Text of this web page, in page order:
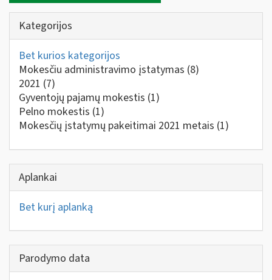
Kategorijos
Bet kurios kategorijos
Mokesčiu administravimo įstatymas (8)
2021 (7)
Gyventojų pajamų mokestis (1)
Pelno mokestis (1)
Mokesčių įstatymų pakeitimai 2021 metais (1)
Aplankai
Bet kurį aplanką
Parodymo data